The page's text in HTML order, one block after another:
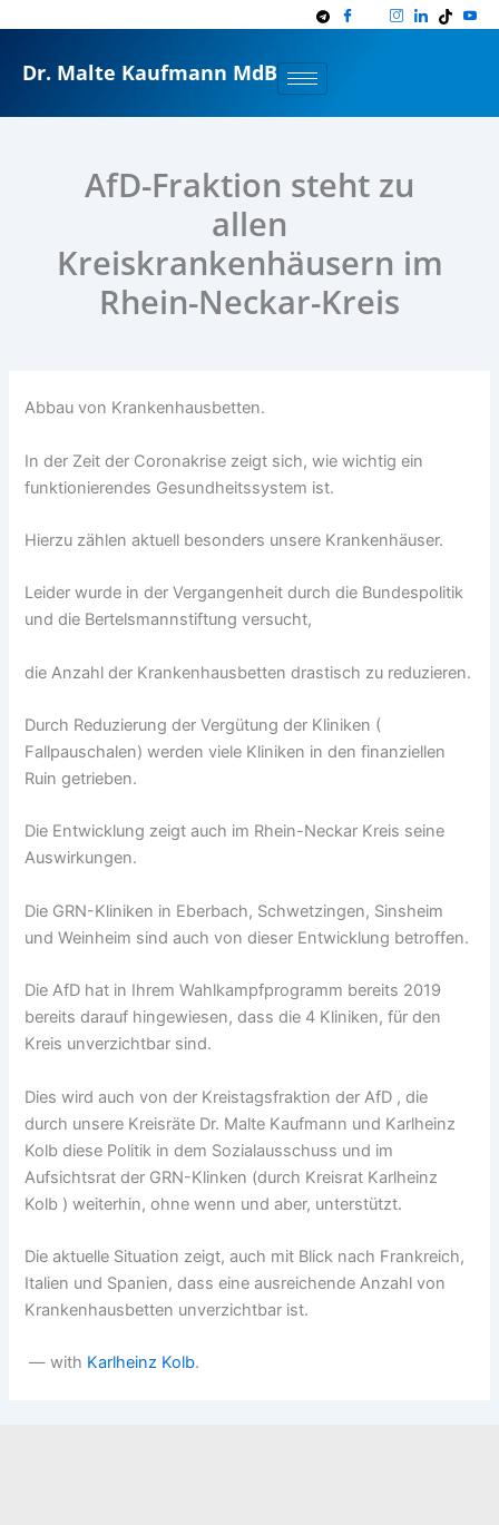
springen
Dr. Malte Kaufmann MdB
AfD-Fraktion steht zu
allen
Kreiskrankenhäusern im
Rhein-Neckar-Kreis
Abbau von Krankenhausbetten.
In der Zeit der Coronakrise zeigt sich, wie wichtig ein
funktionierendes Gesundheitssystem ist.
Hierzu zählen aktuell besonders unsere Krankenhäuser.
Leider wurde in der Vergangenheit durch die Bundespolitik
und die Bertelsmannstiftung versucht,
die Anzahl der Krankenhausbetten drastisch zu reduzieren.
Durch Reduzierung der Vergütung der Kliniken (
Fallpauschalen) werden viele Kliniken in den finanziellen
Ruin getrieben.
Die Entwicklung zeigt auch im Rhein-Neckar Kreis seine
Auswirkungen.
Die GRN-Kliniken in Eberbach, Schwetzingen, Sinsheim
und Weinheim sind auch von dieser Entwicklung betroffen.
Die AfD hat in Ihrem Wahlkampfprogramm bereits 2019
bereits darauf hingewiesen, dass die 4 Kliniken, für den
Kreis unverzichtbar sind.
Dies wird auch von der Kreistagsfraktion der AfD , die
durch unsere Kreisräte Dr. Malte Kaufmann und Karlheinz
Kolb diese Politik in dem Sozialausschuss und im
Aufsichtsrat der GRN-Klinken (durch Kreisrat Karlheinz
Kolb ) weiterhin, ohne wenn und aber, unterstützt.
Die aktuelle Situation zeigt, auch mit Blick nach Frankreich,
Italien und Spanien, dass eine ausreichende Anzahl von
Krankenhausbetten unverzichtbar ist.
— with Karlheinz Kolb.